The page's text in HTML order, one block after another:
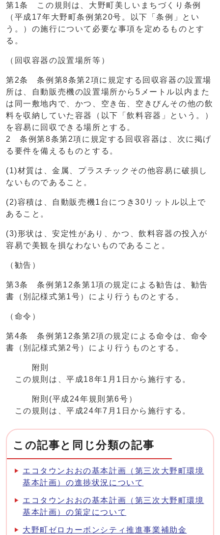
第1条 この規則は、大野町美しいまちづくり条例
（平成17年大野町条例第20号。以下「条例」とい
う。）の施行について必要な事項を定めるものとす
る。
（回収容器の設置場所等）
第2条 条例第8条第2項に規定する回収容器の設置場
所は、自動販売機の設置場所から5メートル以内また
は同一敷地内で、かつ、空き缶、空きびんその他の飲
料を収納していた容器（以下「飲料容器」という。）
を容易に回収できる場所とする。
2 条例第8条第2項に規定する回収容器は、次に掲げ
る要件を備えるものとする。
(1)材質は、金属、プラスチックその他容易に破損し
ないものであること。
(2)容積は、自動販売機1台につき30リットル以上で
あること。
(3)形状は、安定性があり、かつ、飲料容器の投入が
容易で美観を損なわないものであること。
（勧告）
第3条 条例第12条第1項の規定による勧告は、勧告
書（別記様式第1号）により行うものとする。
（命令）
第4条 条例第12条第2項の規定による命令は、命令
書（別記様式第2号）により行うものとする。
附則
この規則は、平成18年1月1日から施行する。
附則(平成24年規則第6号）
この規則は、平成24年7月1日から施行する。
この記事と同じ分類の記事
エコタウンおおの基本計画（第三次大野町環境
基本計画）の進捗状況について
エコタウンおおの基本計画（第三次大野町環境
基本計画）の策定について
大野町ゼロカーボンシティ推進事業補助金